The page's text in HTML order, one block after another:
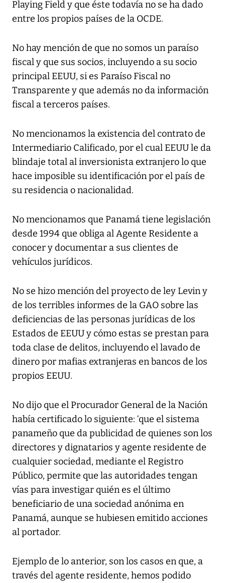
Playing Field y que éste todavía no se ha dado
entre los propios países de la OCDE.
No hay mención de que no somos un paraíso
fiscal y que sus socios, incluyendo a su socio
principal EEUU, si es Paraíso Fiscal no
Transparente y que además no da información
fiscal a terceros países.
No mencionamos la existencia del contrato de
Intermediario Calificado, por el cual EEUU le da
blindaje total al inversionista extranjero lo que
hace imposible su identificación por el país de
su residencia o nacionalidad.
No mencionamos que Panamá tiene legislación
desde 1994 que obliga al Agente Residente a
conocer y documentar a sus clientes de
vehículos jurídicos.
No se hizo mención del proyecto de ley Levin y
de los terribles informes de la GAO sobre las
deficiencias de las personas jurídicas de los
Estados de EEUU y cómo estas se prestan para
toda clase de delitos, incluyendo el lavado de
dinero por mafias extranjeras en bancos de los
propios EEUU.
No dijo que el Procurador General de la Nación
había certificado lo siguiente: ‘que el sistema
panameño que da publicidad de quienes son los
directores y dignatarios y agente residente de
cualquier sociedad, mediante el Registro
Público, permite que las autoridades tengan
vías para investigar quién es el último
beneficiario de una sociedad anónima en
Panamá, aunque se hubiesen emitido acciones
al portador.
Ejemplo de lo anterior, son los casos en que, a
través del agente residente, hemos podido